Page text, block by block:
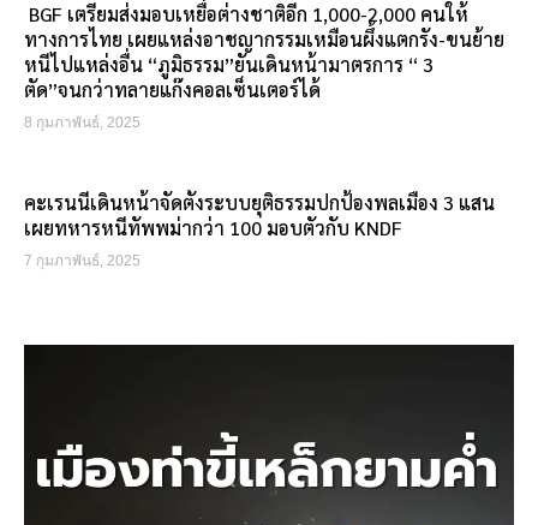
BGF เตรียมส่งมอบเหยื่อต่างชาติอีก 1,000-2,000 คนให้
ทางการไทย เผยแหล่งอาชญากรรมเหมือนผึ้งแตกรัง-ขนย้าย
หนีไปแหล่งอื่น “ภูมิธรรม”ยันเดินหน้ามาตรการ “ 3
ตัด”จนกว่าทลายแก๊งคอลเซ็นเตอร์ได้
8 กุมภาพันธ์, 2025
คะเรนนีเดินหน้าจัดตั้งระบบยุติธรรมปกป้องพลเมือง 3 แสน
เผยทหารหนีทัพพม่ากว่า 100 มอบตัวกับ KNDF
7 กุมภาพันธ์, 2025